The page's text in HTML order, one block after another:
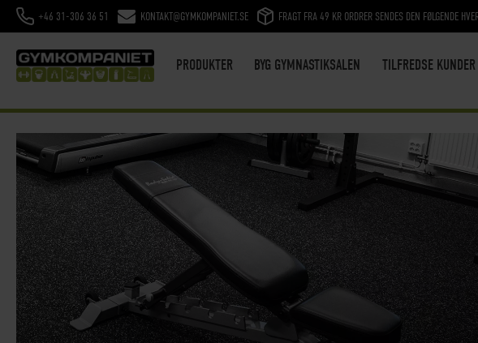
SKIP
CONTENT
+46 31-306 36 51 KONTAKT@GYMKOMPANIET.SE FRAGT FRA 49 KR ORDRER SENDES DEN FØLGENDE
PRODUKTER BYG GYMNASTIKSALEN TILFREDSE KUNDER